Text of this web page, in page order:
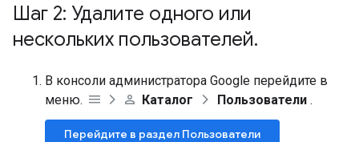
Шаг 2: Удалите одного или
нескольких пользователей.
В консоли администратора Google перейдите в
меню.
Каталог Пользователи .
Перейдите в раздел Пользователи